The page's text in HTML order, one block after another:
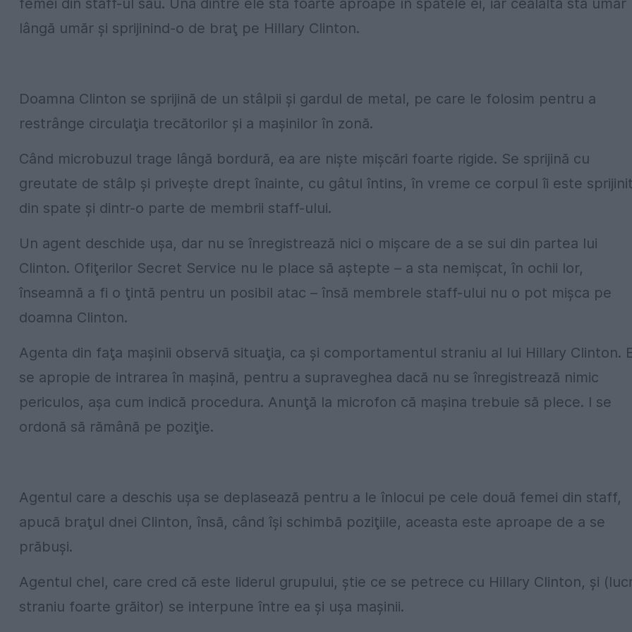
lângă umăr şi sprijinind-o de braţ pe Hillary Clinton.
Doamna Clinton se sprijină de un stâlpii şi gardul de metal, pe care le folosim pentru a
restrânge circulaţia trecătorilor şi a maşinilor în zonă.
Când microbuzul trage lângă bordură, ea are nişte mişcări foarte rigide. Se sprijină cu
greutate de stâlp şi priveşte drept înainte, cu gâtul întins, în vreme ce corpul îi este
din spate şi dintr-o parte de membrii staff-ului.
Un agent deschide uşa, dar nu se înregistrează nici o mişcare de a se sui din partea lui
Clinton. Ofiţerilor Secret Service nu le place să aştepte – a sta nemişcat, în ochii lor,
înseamnă a fi o ţintă pentru un posibil atac – însă membrele staff-ului nu o pot mişca pe
doamna Clinton.
Agenta din faţa maşinii observă situaţia, ca şi comportamentul straniu al lui Hillary Clinton.
se apropie de intrarea în maşină, pentru a supraveghea dacă nu se înregistrează nimic
periculos, aşa cum indică procedura. Anunţă la microfon că maşina trebuie să plece. I se
ordonă să rămână pe poziţie.
Agentul care a deschis uşa se deplasează pentru a le înlocui pe cele două femei din staff,
apucă braţul dnei Clinton, însă, când îşi schimbă poziţiile, aceasta este aproape de a se
prăbuşi.
Agentul chel, care cred că este liderul grupului, ştie ce se petrece cu Hillary Clinton, şi
straniu foarte grăitor) se interpune între ea şi uşa maşinii.